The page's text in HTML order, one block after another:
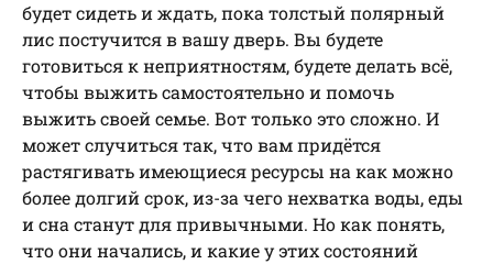
будет сидеть и ждать, пока толстый полярный
лис постучится в вашу дверь. Вы будете
готовиться к неприятностям, будете делать всё,
чтобы выжить самостоятельно и помочь
выжить своей семье. Вот только это сложно. И
может случиться так, что вам придётся
растягивать имеющиеся ресурсы на как можно
более долгий срок, из-за чего нехватка воды, еды
и сна станут для привычными. Но как понять,
что они начались, и какие у этих состояний